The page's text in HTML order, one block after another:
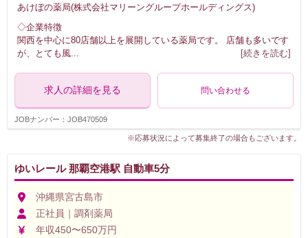
あけぼの薬局(株式会社マリーングループホールディングス)
◇企業特徴
関西を中心に80店舗以上を展開している薬局です。 店舗も多いです
が、とても風
[続きを読む]
求人の詳細を見る 問い合わせる
JOBナンバー：JOB470509
※応募状況によって募集終了の場合もございます。
ゆいレール 那覇空港駅 自動車5分
沖縄県宮古島市
正社員｜調剤薬局
年収450〜650万円